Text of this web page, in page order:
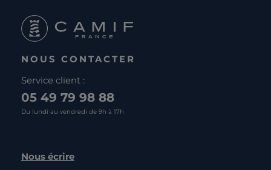
NOUS CONTACTER
Service client :
05 49 79 98 88
Du lundi au vendredi de 9h à 17h
Nous écrire